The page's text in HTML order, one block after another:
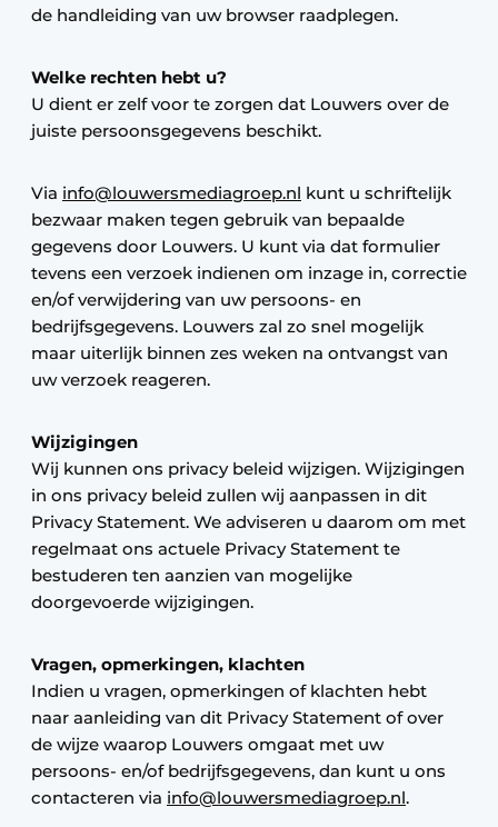
de handleiding van uw browser raadplegen.
Welke rechten hebt u?
U dient er zelf voor te zorgen dat Louwers over de
juiste persoonsgegevens beschikt.
Via info@louwersmediagroep.nl kunt u schriftelijk
bezwaar maken tegen gebruik van bepaalde
gegevens door Louwers. U kunt via dat formulier
tevens een verzoek indienen om inzage in, correctie
en/of verwijdering van uw persoons- en
bedrijfsgegevens. Louwers zal zo snel mogelijk
maar uiterlijk binnen zes weken na ontvangst van
uw verzoek reageren.
Wijzigingen
Wij kunnen ons privacy beleid wijzigen. Wijzigingen
in ons privacy beleid zullen wij aanpassen in dit
Privacy Statement. We adviseren u daarom om met
regelmaat ons actuele Privacy Statement te
bestuderen ten aanzien van mogelijke
doorgevoerde wijzigingen.
Vragen, opmerkingen, klachten
Indien u vragen, opmerkingen of klachten hebt
naar aanleiding van dit Privacy Statement of over
de wijze waarop Louwers omgaat met uw
persoons- en/of bedrijfsgegevens, dan kunt u ons
contacteren via info@louwersmediagroep.nl.